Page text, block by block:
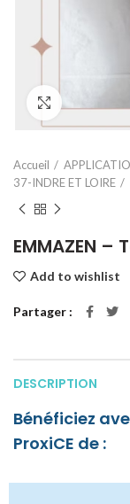
Click to
Accueil
37-INDRE ET LOIRE
EMMAZEN –
Add to wishlist
Partager
DESCRIPTION
Bénéficiez
ProxiCE de :